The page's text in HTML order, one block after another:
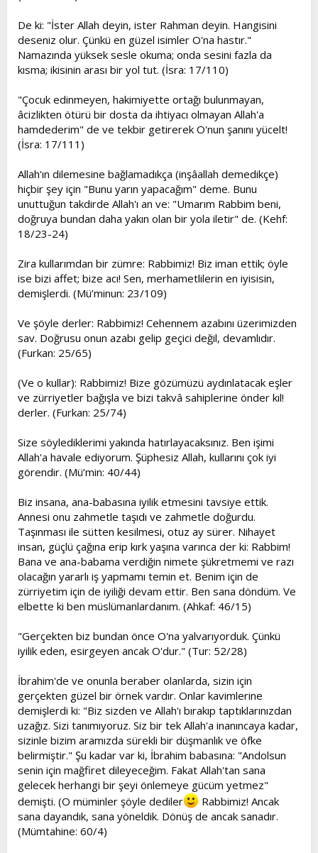
De ki: "İster Allah deyin, ister Rahman deyin. Hangisini
deseniz olur. Çünkü en güzel isimler O'na hastır."
Namazında yüksek sesle okuma; onda sesini fazla da
kısma; ikisinin arası bir yol tut. (İsra: 17/110)
"Çocuk edinmeyen, hakimiyette ortağı bulunmayan,
âcizlikten ötürü bir dosta da ihtiyacı olmayan Allah'a
hamdederim" de ve tekbir getirerek O'nun şanını yücelt!
(İsra: 17/111)
Allah'ın dilemesine bağlamadıkça (inşâallah demedikçe)
hiçbir şey için "Bunu yarın yapacağım" deme. Bunu
unuttuğun takdirde Allah'ı an ve: "Umarım Rabbim beni,
doğruya bundan daha yakın olan bir yola iletir" de. (Kehf:
18/23-24)
Zira kullarımdan bir zümre: Rabbimiz! Biz iman ettik; öyle
ise bizi affet; bize acı! Sen, merhametlilerin en iyisisin,
demişlerdi. (Mü’minun: 23/109)
Ve şöyle derler: Rabbimiz! Cehennem azabını üzerimizden
sav. Doğrusu onun azabı gelip geçici değil, devamlıdır.
(Furkan: 25/65)
(Ve o kullar): Rabbimiz! Bize gözümüzü aydınlatacak eşler
ve zürriyetler bağışla ve bizi takvâ sahiplerine önder kıl!
derler. (Furkan: 25/74)
Size söylediklerimi yakında hatırlayacaksınız. Ben işimi
Allah'a havale ediyorum. Şüphesiz Allah, kullarını çok iyi
görendir. (Mü’min: 40/44)
Biz insana, ana-babasına iyilik etmesini tavsiye ettik.
Annesi onu zahmetle taşıdı ve zahmetle doğurdu.
Taşınması ile sütten kesilmesi, otuz ay sürer. Nihayet
insan, güçlü çağına erip kırk yaşına varınca der ki: Rabbim!
Bana ve ana-babama verdiğin nimete şükretmemi ve razı
olacağın yararlı iş yapmamı temin et. Benim için de
zürriyetim için de iyiliği devam ettir. Ben sana döndüm. Ve
elbette ki ben müslümanlardanım. (Ahkaf: 46/15)
"Gerçekten biz bundan önce O'na yalvarıyorduk. Çünkü
iyilik eden, esirgeyen ancak O'dur." (Tur: 52/28)
İbrahim'de ve onunla beraber olanlarda, sizin için
gerçekten güzel bir örnek vardır. Onlar kavimlerine
demişlerdi ki: "Biz sizden ve Allah'ı bırakıp taptıklarınızdan
uzağız. Sizi tanımıyoruz. Siz bir tek Allah'a inanıncaya kadar,
sizinle bizim aramızda sürekli bir düşmanlık ve öfke
belirmiştir." Şu kadar var ki, İbrahim babasına: "Andolsun
senin için mağfiret dileyeceğim. Fakat Allah'tan sana
gelecek herhangi bir şeyi önlemeye gücüm yetmez"
demişti. (O müminler şöyle dediler
Rabbimiz! Ancak
sana dayandık, sana yöneldik. Dönüş de ancak sanadır.
(Mümtahine: 60/4)